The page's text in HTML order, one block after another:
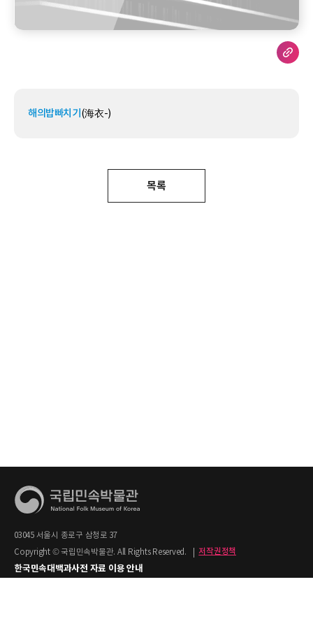
해의밥빠치기 (海衣-)
목록
03045 서울시 종로구 삼청로 37
Copyright © 국립민속박물관. All Rights Reserved.
저작권정책
한국민속대백과사전 자료 이용 안내